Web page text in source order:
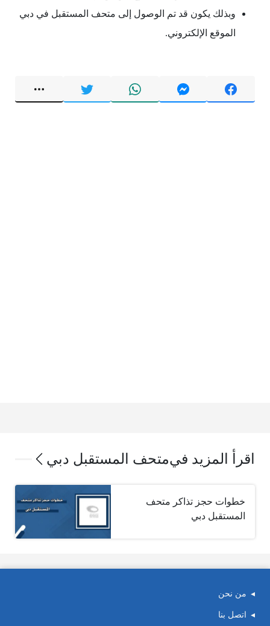
وبذلك يكون قد تم الوصول إلى متحف المستقبل في دبي
الموقع الإلكتروني.
اقرأ المزيد فيمتحف المستقبل دبي
خطوات حجز تذاكر متحف
المستقبل دبي
من نحن
اتصل بنا